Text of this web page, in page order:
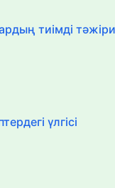
тиімді
үлгісі